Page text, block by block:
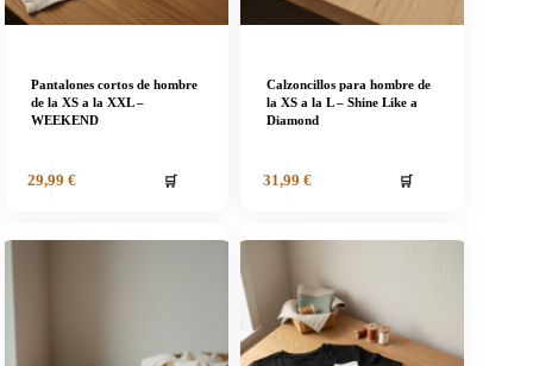
Pantalones cortos de hombre
de la XS a la XXL –
WEEKEND
29,99 € 🛒
Calzoncillos para hombre de
la XS a la L – Shine Like a
Diamond
31,99 € 🛒